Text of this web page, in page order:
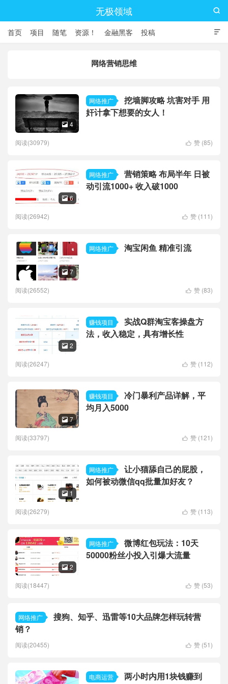
无极领域

首页 项目 随笔 资源！ 金融黑客 投稿

网络营销思维
网络推广
挖墙脚攻略 坑害对手 用
奸计拿下想要的女人！
 4
 赞 (85)
阅读(30979)
网络推广
营销策略 布局半年 日被
动引流1000+ 收入破1000
 6
 赞 (111)
阅读(26942)
网络推广 淘宝闲鱼 精准引流
 7
 赞 (83)
阅读(26552)
赚钱项目
实战Q群淘宝客操盘方
法，收入稳定，具有增长性
 2
 赞 (112)
阅读(26247)
赚钱项目
冷门暴利产品详解，平
均月入5000
 7
 赞 (121)
阅读(33797)
网络推广
让小猫舔自己的屁股，
如何被动微信qq批量加好友？
 1
 赞 (113)
阅读(26279)
网络推广
微博红包玩法：10天
50000粉丝小投入引爆大流量
 2
 赞 (53)
阅读(18447)
网络推广
搜狗、知乎、迅雷等10大品牌怎样玩转营
销？
 赞 (51)
阅读(20455)
电商运营
两小时内用1块钱赚到